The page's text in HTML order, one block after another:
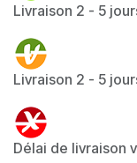
Livraison 2 - 5
Livraison 2 - 5
Délai de livraison